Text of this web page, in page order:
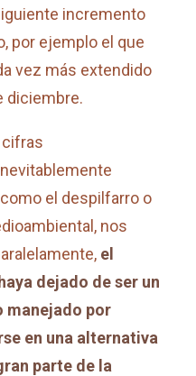
incremento
por ejemplo el que
vez más extendido
diciembre.
cifras
el despilfarro o
nos
el
dejado de ser un
manejado por
en una alternativa
parte de la